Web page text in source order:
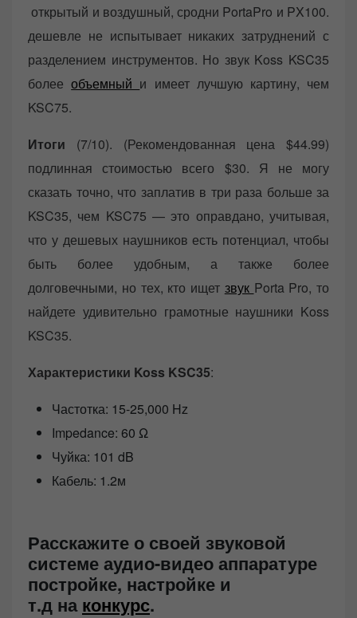
открытый и воздушный, сродни PortaPro и PX100.
дешевле не испытывает никаких затруднений с
разделением инструментов. Но звук Koss KSC35
болееобъемный и имеет лучшую картину, чем
KSC75.
Итоги (7/10). (Рекомендованная цена $44.99)
подлинная стоимостью всего $30. Я не могу
сказать точно, что заплатив в три раза больше за
KSC35, чем KSC75 — это оправдано, учитывая,
что у дешевых наушников есть потенциал, чтобы
быть более удобным, а также более
долговечными, но тех, кто ищет звук Porta Pro, то
найдете удивительно грамотные наушники Koss
KSC35.
Характеристики Koss KSC35:
Частотка: 15-25,000 Hz
Impedance: 60 Ω
Чуйка: 101 dB
Кабель: 1.2м
Расскажите о своей звуковой
системе аудио-видео аппаратуре
постройке, настройке и
т.д наконкурс.